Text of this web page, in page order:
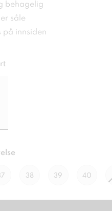
behagelig
såle
på innsiden
38 39 40